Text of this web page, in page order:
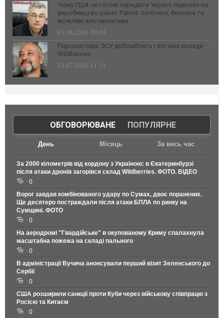
Чому США не готові передати Україні ліцензію на
виробництво ракет Patriot: політика, безпека та
можливі альтернативи
03.08.2026 20:24
Перспектива: ЗСУ добомблять і всі інші склади
Wildberries
23.07.2026 11:31
ОБГОВОРЮВАНЕ| ПОПУЛЯРНЕ
День Місяць За весь час
За 2000 кілометрів від кордону з Україною: в Єкатеринбурзі
після атаки дронів загорівся склад Wildberries. ФОТО. ВІДЕО
0
Ворог завдав комбінованого удару по Сумах, двоє поранених.
Ще десятеро постраждали після атаки БПЛА по ринку на
Сумщині. ФОТО
0
На аеродромі "Гвардійське" в окупованому Криму спалахнула
масштабна пожежа на складі пального
0
В адміністрації Вучича анонсували перший візит Зеленського до
Сербії
0
США розширили санкції проти Куби через військову співпрацю з
Росією та Китаєм
0